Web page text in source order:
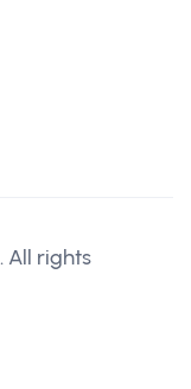
. All rights